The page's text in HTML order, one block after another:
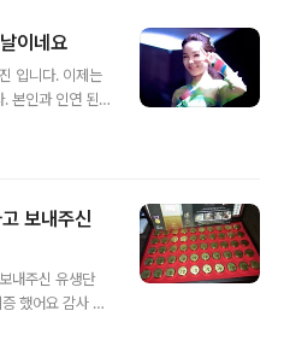
이네요
입니다. 이제는
본인과 인연 된
꿈이자 목표였
사랑 하고.... 이
면서... 2014년
봅니다.. 아자
보내주신
내주신 유생단
했어요 감사 합